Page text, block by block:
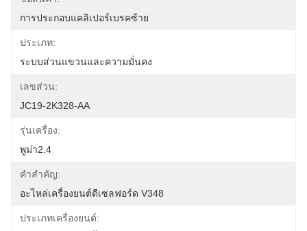
การประกอบแคลิเปอร์เบรคซ้าย
ประเภท:
ระบบส่วนแขวนและความมั่นคง
เลขส่วน:
JC19-2K328-AA
รุ่นเครื่อง:
พูม่า2.4
คำสำคัญ:
อะไหล่เครื่องยนต์ดีเซลฟอร์ด V348
ประเภทเครื่องยนต์: